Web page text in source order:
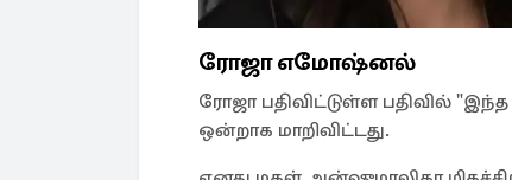
ரோஜா எமோஷ்னல்
ரோஜா பதிவிட்டுள்ள பதிவில்
ஒன்றாக மாறிவிட்டது.